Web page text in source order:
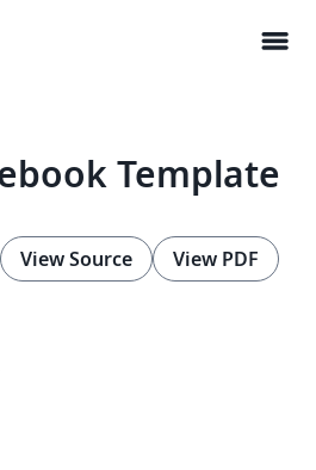
menu
Template
View Source View PDF